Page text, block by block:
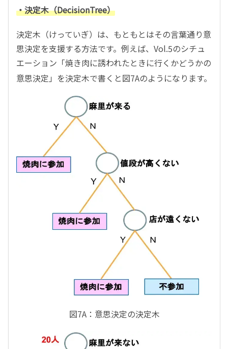
・決定木（DecisionTree）
決定木（けっていぎ）は、もともとはその言葉通り意
思決定を支援する方法です。例えば、Vol.5のシチュ
エーション「焼き肉に誘われたときに行くかどうかの
意思決定」を決定木で書くと図7Aのようになります。
図7A：意思決定の決定木